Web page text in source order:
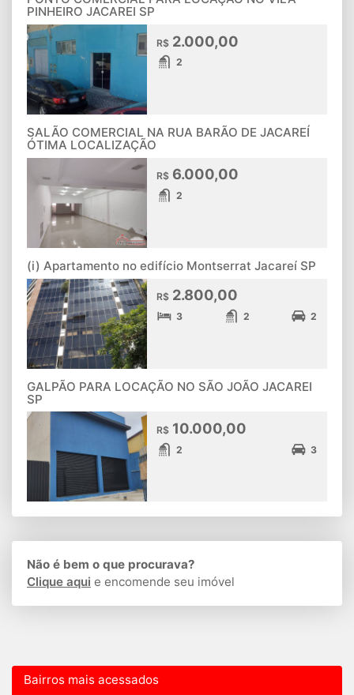
PINHEIRO JACAREI SP
R$ 2.000,00
2
SALÃO COMERCIAL NA RUA BARÃO DE JACAREÍ
ÓTIMA LOCALIZAÇÃO
R$ 6.000,00
2
(i) Apartamento no edifício Montserrat Jacareí SP
R$ 2.800,00
3 2 2
GALPÃO PARA LOCAÇÃO NO SÃO JOÃO JACAREI
SP
R$ 10.000,00
2 3
Não é bem o que procurava?
Clique aqui e encomende seu imóvel
Bairros mais acessados